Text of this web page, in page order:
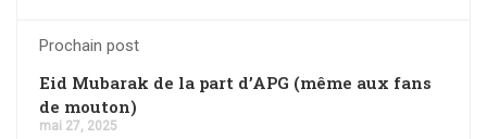
Prochain post
Eid Mubarak de la part d’APG (même aux fans
de mouton)
mai 27, 2025